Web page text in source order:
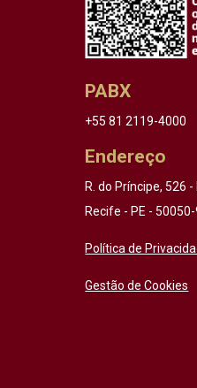
PABX
+55 81 2119-4000
Endereço
R. do Príncipe, 526
Recife - PE -
Política de
Gestão de Cookies